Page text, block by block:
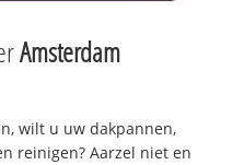
Amsterdam
wilt u uw dakpannen,
reinigen? Aarzel niet en